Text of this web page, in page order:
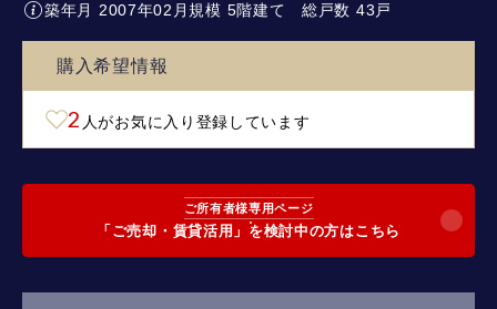
築年月 2007年02月規模 5階建て総戸数 43戸
購入希望情報
2 人がお気に入り登録しています
ご所有者様専用ページ
「ご売却・賃貸活用」を検討中の方はこちら